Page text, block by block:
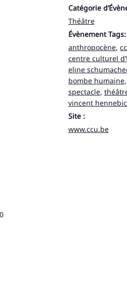
Catégorie
Théâtre
Évènement Tags:
anthropocène,
centre culturel
eline
bombe humaine,
spectacle,
vincent
Site :
www.ccu.be